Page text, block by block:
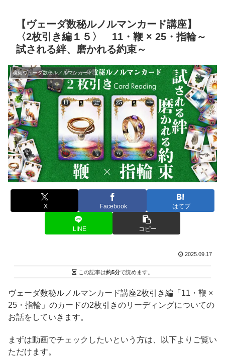
【ヴェーダ数秘ルノルマンカード講座】
〈2枚引き編１５〉 11・鞭 × 25・指輪～
試される絆、磨かれる約束～
魂術ヴェーダ数秘ルノルマンカード
X Facebook はてブ
LINE コピー
2025.09.17
この記事は約5分で読めます。
ヴェーダ数秘ルノルマンカード講座2枚引き編「11・鞭 ×
25・指輪」のカードの2枚引きのリーディングについての
お話をしていきます。
まずは動画でチェックしたいという方は、以下よりご覧い
ただけます。